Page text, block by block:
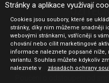
Jak nakupovat
Obchodní podmínky
GDPR - ochrana osobních
Profil zadavatele
Sdělení před uzavřením
Stránky a aplikace využívají
Cookies jsou soubory, které se
stránky, díky nim můžeme snadněji
webovými stránkami, vstřícněji s
chování nebo cílit marketingové
informace naleznete popsané níže,
variantu. Souhlas můžete kdykoliv
naleznete v
zásadách ochrany